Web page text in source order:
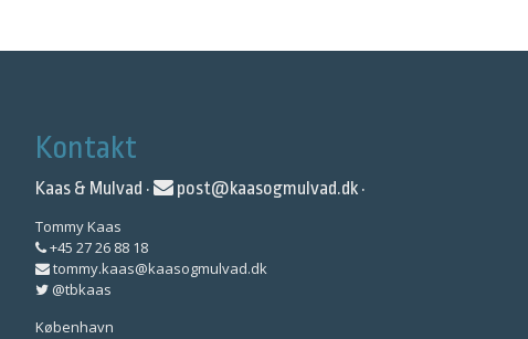
Kontakt
Kaas & Mulvad · post@kaasogmulvad.dk ·
Tommy Kaas
+45 27 26 88 18
tommy.kaas@kaasogmulvad.dk
@tbkaas
København